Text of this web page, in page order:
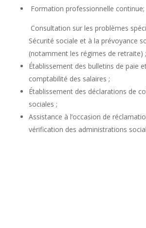
Formation professionnelle continue;
Consultation sur les problèmes
Sécurité sociale et à la prévoyance
(notamment les régimes de retraite) ;
Établissement des bulletins de paie
comptabilité des salaires ;
Établissement des déclarations de
sociales ;
Assistance à l’occasion de
vérification des administrations